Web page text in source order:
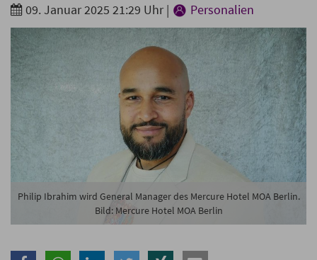
09. Januar 2025 21:29 Uhr | Personalien
Philip Ibrahim wird General Manager des Mercure Hotel MOA Berlin.
Bild: Mercure Hotel MOA Berlin
Branche
Ich möchte folgende Newsletter erhalten
Tageskarte-Newsletter (gegen 8.30 Uhr)
Ich habe die
Datenschutzerklärung
zur Kenntnis